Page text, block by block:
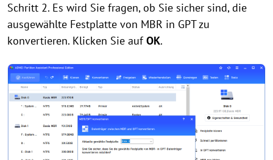
Schritt 2. Es wird Sie fragen, ob Sie sicher sind, die
ausgewählte Festplatte von MBR in GPT zu
konvertieren. Klicken Sie aufOK.